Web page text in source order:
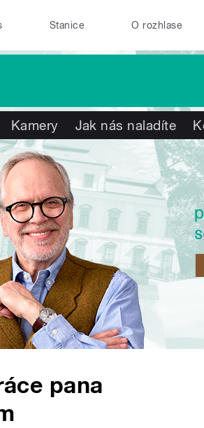
Stanice O rozhlase
Kamery Jak nás naladíte
pana